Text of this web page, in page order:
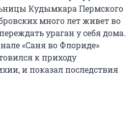
Кудымкара Пермского
много лет живет во
ураган у себя дома.
«Саня во Флориде»
к приходу
и показал последствия